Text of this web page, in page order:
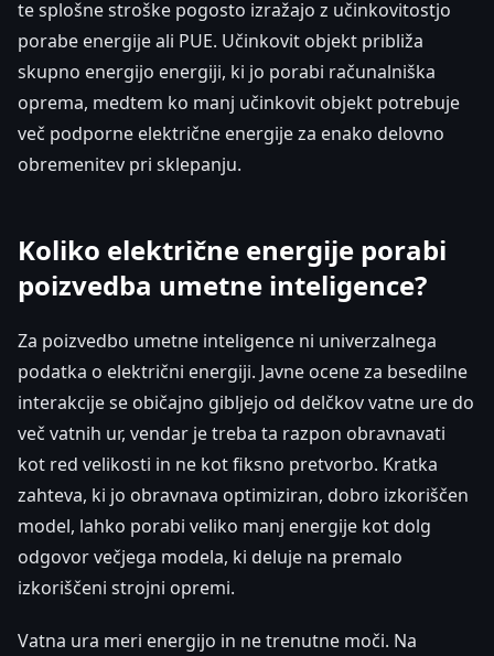
te splošne stroške pogosto izražajo z učinkovitostjo
porabe energije ali PUE. Učinkovit objekt približa
skupno energijo energiji, ki jo porabi računalniška
oprema, medtem ko manj učinkovit objekt potrebuje
več podporne električne energije za enako delovno
obremenitev pri sklepanju.
Koliko električne energije porabi
poizvedba umetne inteligence?
Za poizvedbo umetne inteligence ni univerzalnega
podatka o električni energiji. Javne ocene za besedilne
interakcije se običajno gibljejo od delčkov vatne ure do
več vatnih ur, vendar je treba ta razpon obravnavati
kot red velikosti in ne kot fiksno pretvorbo. Kratka
zahteva, ki jo obravnava optimiziran, dobro izkoriščen
model, lahko porabi veliko manj energije kot dolg
odgovor večjega modela, ki deluje na premalo
izkoriščeni strojni opremi.
Vatna ura meri energijo in ne trenutne moči. Na